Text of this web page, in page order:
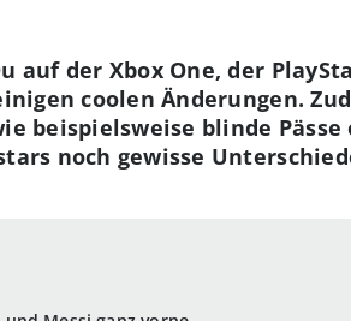
auf der Xbox One, der
coolen Änderungen.
beispielsweise blinde
noch gewisse